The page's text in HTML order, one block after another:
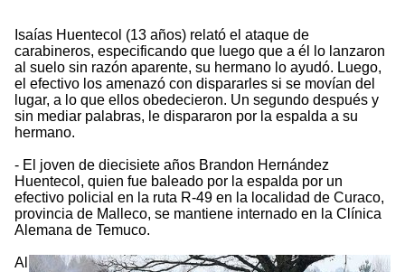
Isaías Huentecol (13 años) relató el ataque de
carabineros, especificando que luego que a él lo lanzaron
al suelo sin razón aparente, su hermano lo ayudó. Luego,
el efectivo los amenazó con dispararles si se movían del
lugar, a lo que ellos obedecieron. Un segundo después y
sin mediar palabras, le dispararon por la espalda a su
hermano.
- El joven de diecisiete años Brandon Hernández
Huentecol, quien fue baleado por la espalda por un
efectivo policial en la ruta R-49 en la localidad de Curaco,
provincia de Malleco, se mantiene internado en la Clínica
Alemana de Temuco.
Al